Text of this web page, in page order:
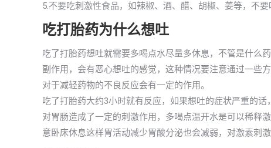
5.不要吃刺激性食品，如辣椒、酒、醋、胡椒、姜等，不
吃打胎药为什么想吐
吃了打胎药想吐就需要多喝点水尽量多休息，不管是什么
副作用，会有恶心想吐的感觉，这种情况要注意通过一些
对于减轻药物的不良反应会有一定的作用。
吃了打胎药大约3小时就有反应，如果想吐的症状严重的
对胃肠造成了一定的刺激作用，多喝点温开水是可以稀释
意卧床休息这样胃活动减少胃酸分泌也会减弱，对激素刺